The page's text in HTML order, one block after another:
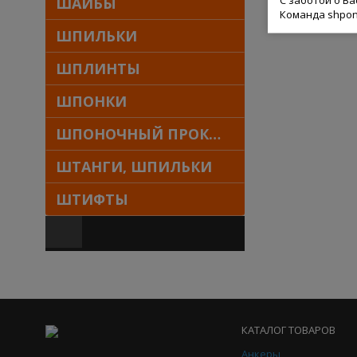
Команда
ШПИЛЬКИ
ШПЛИНТЫ
ШПОНКИ
ШПОНОЧНЫЙ ПРОКАТ
ШТАНГИ, ШПИЛЬКИ
ШТИФТЫ
КАТАЛОГ ТОВАРОВ
Анкеры